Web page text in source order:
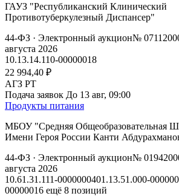
ГАУЗ "Республиканский Клинический
Противотуберкулезный Диспансер"
44-ФЗ · Электронный аукцион№
августа 2026
10.13.14.110-00000018
22 994,40 ₽
АГЗ РТ
Подача заявок До 13 авг, 09:00
Продукты питания
МБОУ "Средняя Общеобразовательная
Имени Героя России Канти
44-ФЗ · Электронный аукцион№
августа 2026
10.61.31.111-0000000401.13.51.000-
00000016 ещё 8 позиций